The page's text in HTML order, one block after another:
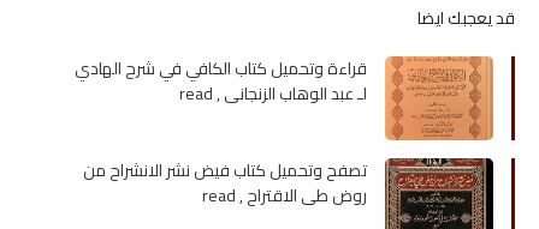
قد يعجبك ايضا
قراءة وتحميل كتاب الكافي في شرح الهادي
لـ عبد الوهاب الزنجاني , read
تصفح وتحميل كتاب فيض نشر الانشراح من
روض طي الاقتراح , read